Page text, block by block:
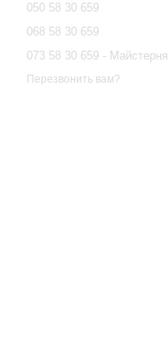
050 58 30 659
068 58 30 659
073 58 30 659 - Майстерня
Перезвонить вам?